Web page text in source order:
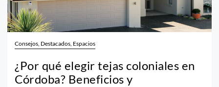
Consejos, Destacados, Espacios
¿Por qué elegir tejas coloniales en
Córdoba? Beneficios y